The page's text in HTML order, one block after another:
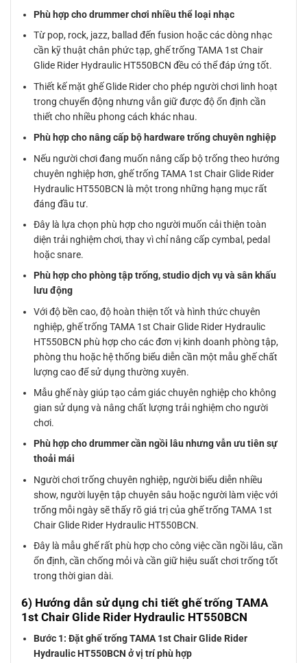
Phù hợp cho drummer chơi nhiều thể loại nhạc
Từ pop, rock, jazz, ballad đến fusion hoặc các dòng nhạc
cần kỹ thuật chân phức tạp, ghế trống TAMA 1st Chair
Glide Rider Hydraulic HT550BCN đều có thể đáp ứng tốt.
Thiết kế mặt ghế Glide Rider cho phép người chơi linh hoạt
trong chuyển động nhưng vẫn giữ được độ ổn định cần
thiết cho nhiều phong cách khác nhau.
Phù hợp cho nâng cấp bộ hardware trống chuyên nghiệp
Nếu người chơi đang muốn nâng cấp bộ trống theo hướng
chuyên nghiệp hơn, ghế trống TAMA 1st Chair Glide Rider
Hydraulic HT550BCN là một trong những hạng mục rất
đáng đầu tư.
Đây là lựa chọn phù hợp cho người muốn cải thiện toàn
diện trải nghiệm chơi, thay vì chỉ nâng cấp cymbal, pedal
hoặc snare.
Phù hợp cho phòng tập trống, studio dịch vụ và sân khấu
lưu động
Với độ bền cao, độ hoàn thiện tốt và hình thức chuyên
nghiệp, ghế trống TAMA 1st Chair Glide Rider Hydraulic
HT550BCN phù hợp cho các đơn vị kinh doanh phòng tập,
phòng thu hoặc hệ thống biểu diễn cần một mẫu ghế chất
lượng cao để sử dụng thường xuyên.
Mẫu ghế này giúp tạo cảm giác chuyên nghiệp cho không
gian sử dụng và nâng chất lượng trải nghiệm cho người
chơi.
Phù hợp cho drummer cần ngồi lâu nhưng vẫn ưu tiên sự
thoải mái
Người chơi trống chuyên nghiệp, người biểu diễn nhiều
show, người luyện tập chuyên sâu hoặc người làm việc với
trống mỗi ngày sẽ thấy rõ giá trị của ghế trống TAMA 1st
Chair Glide Rider Hydraulic HT550BCN.
Đây là mẫu ghế rất phù hợp cho công việc cần ngồi lâu, cần
ổn định, cần chống mỏi và cần giữ hiệu suất chơi trống tốt
trong thời gian dài.
6) Hướng dẫn sử dụng chi tiết ghế trống TAMA
1st Chair Glide Rider Hydraulic HT550BCN
Bước 1: Đặt ghế trống TAMA 1st Chair Glide Rider
Hydraulic HT550BCN ở vị trí phù hợp